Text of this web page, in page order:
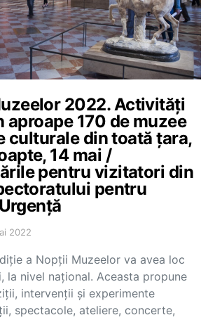
2022. Activități
aproape 170 de muzee
culturale din toată țara,
14 mai /
pentru vizitatori din
pentru
2022
a Nopţii Muzeelor va avea loc
la nivel naţional. Aceasta propune
intervenţii şi experimente
spectacole, ateliere, concerte,